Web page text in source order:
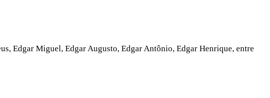
Edgar Miguel, Edgar Augusto, Edgar Antônio, Edgar Henrique, entre